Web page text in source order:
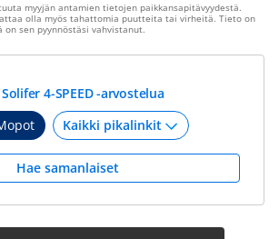
myyjän antamien tietojen paikkansapitävyydestä.
olla myös tahattomia puutteita tai virheitä. Tieto on
on sen pyynnöstäsi vahvistanut.
4-SPEED -arvostelua
Hae samanlaiset